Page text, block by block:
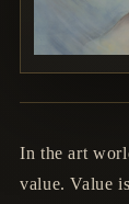
In the art
value. Value